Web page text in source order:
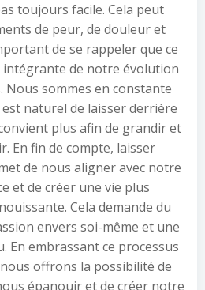
toujours facile. Cela peut
de peur, de douleur et
de se rappeler que ce
de notre évolution
Nous sommes en constante
naturel de laisser derrière
plus afin de grandir et
En fin de compte, laisser
de nous aligner avec notre
et de créer une vie plus
Cela demande du
envers soi-même et une
En embrassant ce processus
offrons la possibilité de
épanouir et de créer notre